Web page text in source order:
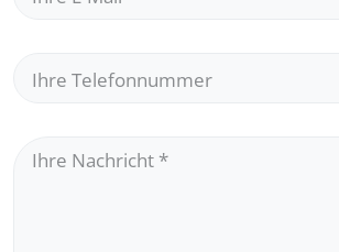
Ihre Telefonnummer
Ihre Nachricht*